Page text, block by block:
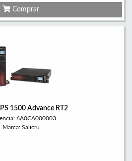
Comprar
1500 Advance RT2
6A0CA000003
Marca: Salicru